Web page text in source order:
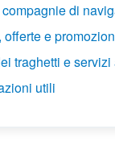
di
offerte e
traghetti e servizi
utili